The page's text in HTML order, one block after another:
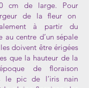
de large. Pour
de la fleur on
à partir du
au centre d’un sépale
doivent être érigées
que la hauteur de la
de floraison
le pic de l’iris nain